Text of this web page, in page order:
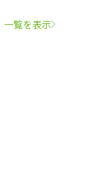
一覧を表示